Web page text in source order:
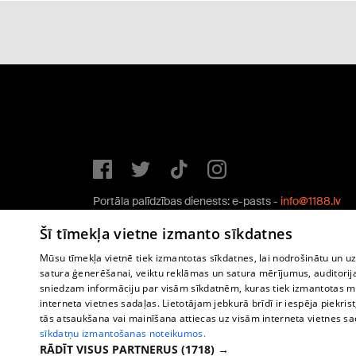
Portāla palīdzības dienests: e-pasts - info@1188.lv
Copyright © 2004-2026 SIA HELIO MEDIA.
Šī tīmekļa vietne izmanto sīkdatnes
Mūsu tīmekļa vietnē tiek izmantotas sīkdatnes, lai nodrošinātu un
satura ģenerēšanai, veiktu reklāmas un satura mērījumus,
sniedzam informāciju par visām sīkdatnēm, kuras tiek izmantotas
interneta vietnes sadaļas. Lietotājam jebkurā brīdī ir iespēja
tās atsaukšana vai mainīšana attiecas uz visām interneta vietnes
sīkdatņu izmantošanas noteikumos.
RĀDĪT VISUS PARTNERUS (1718) →